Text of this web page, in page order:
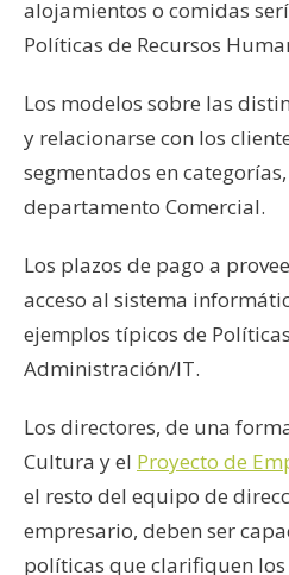
alojamientos o comidas
Políticas de Recursos
Los modelos sobre las
y relacionarse con los
segmentados en
departamento Comercial.
Los plazos de pago a
acceso al sistema
ejemplos típicos de
Administración/IT.
Los directores, de una
Cultura y el Proyecto de
el resto del equipo de
empresario, deben ser
políticas que clarifiquen